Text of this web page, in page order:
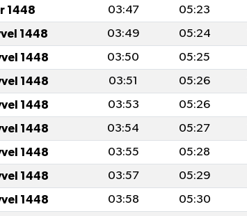
1448 03:47 05:23
1448 03:49 05:24
1448 03:50 05:25
1448 03:51 05:26
1448 03:53 05:26
1448 03:54 05:27
1448 03:55 05:28
1448 03:57 05:29
1448 03:58 05:30